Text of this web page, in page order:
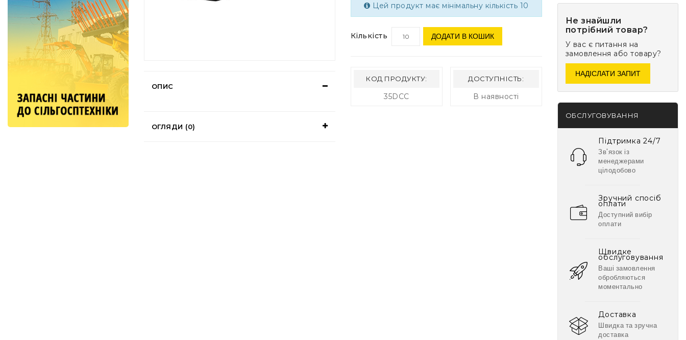
ОПИС
ОГЛЯДИ (0)
Цей продукт має мінімальну кількість 10
Кількість ДОДАТИ В КОШИК
КОД ПРОДУКТУ:
35DCC
ДОСТУПНІСТЬ:
В наявності
Не знайшли
потрібний товар?
У вас є питання на
замовлення або товару?
НАДІСЛАТИ ЗАПИТ
ОБСЛУГОВУВАННЯ
Підтримка 24/7
Зв'язок із
менеджерами
цілодобово
Зручний спосіб
оплати
Доступний вибір
оплати
Швидке
обслуговування
Ваші замовлення
обробляються
моментально
Доставка
Швидка та зручна
доставка